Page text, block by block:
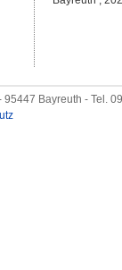
95447 Bayreuth - Tel.